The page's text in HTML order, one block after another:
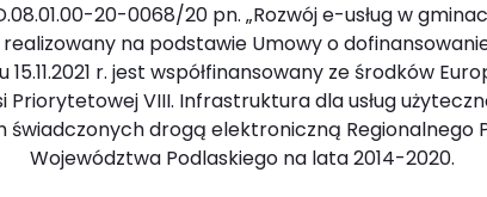
20-0068/20 pn. „Rozwój e-usług w
na podstawie Umowy o
r. jest współfinansowany ze środków
VIII. Infrastruktura dla usług
świadczonych drogą elektroniczną
Województwa Podlaskiego na lata 2014-2020.